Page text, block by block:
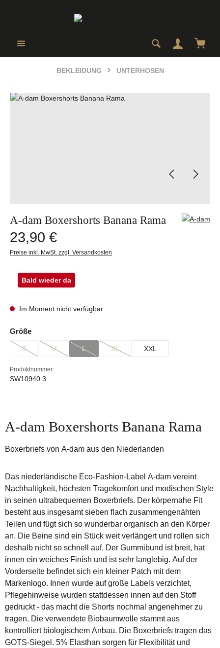
BEKLEIDUNG UNTERHOSEN
Bildergalerie überspringen
A-dam Boxershorts Banana Rama
Regulärer Preis:
23,90 €
Preise inkl. MwSt. zzgl. Versandkosten
Bald wieder da
Im Moment nicht verfügbar
Größeauswählen
S
(Diese Option ist zurzeit nicht verfügbar.)
M
(Diese Option ist zurzeit nicht verfügbar.)
L
(Diese Option ist zurzeit nicht verfügbar.)
XL
(Diese Option ist zurzeit nicht
XXL
Produktnummer:
SW10940.3
A-dam Boxershorts Banana Rama
Boxerbriefs von A-dam aus den Niederlanden
Das niederländische Eco-Fashion-Label A-dam vereint
Nachhaltigkeit, höchsten Tragekomfort und modischen Style
in seinen ultrabequemen Boxerbriefs. Der körpernahe Fit
besteht aus insgesamt sieben flach zusammengenähten
Teilen und fügt sich so wunderbar organisch an den Körper
an. Die Beine sind ein Stück weit verlängert und rollen sich
deshalb nicht so schnell auf. Der Gummibund ist breit, hat
innen ein weiches Finish und ist sehr langlebig. Auf der
Vorderseite befindet sich ein kleiner Patch mit dem
Markenlogo. Innen wurde auf große Labels verzichtet,
Pflegehinweise wurden stattdessen innen auf den Stoff
gedruckt - das macht die Shorts nochmal angenehmer zu
tragen. Die verwendete Biobaumwolle stammt aus
kontrolliert biologischem Anbau. Die Boxerbriefs tragen das
GOTS-Siegel. 5% Elasthan sorgen für Flexibilität und